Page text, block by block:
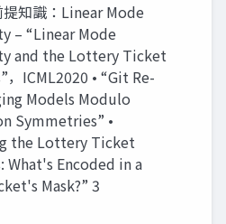
知識：Linear Mode
– “Linear Mode
and the Lottery Ticket
ICML2020 • “Git Re-
Models Modulo
Symmetries” •
the Lottery Ticket
What's Encoded in a
Mask?” 3